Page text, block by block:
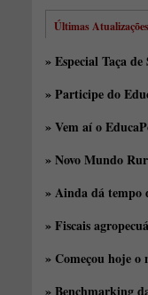
Últimas Atualizações
» Especial Taça
» Participe do
» Vem aí o
» Novo Mundo
» Ainda dá tempo
» Fiscais
» Começou hoje o
» Benchmarking